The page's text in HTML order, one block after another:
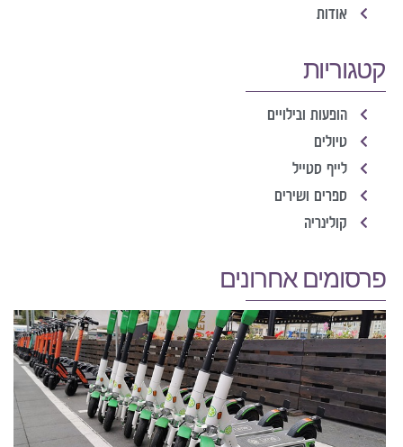
אודות
קטגוריות
הופעות ובילויים
טיולים
לייף סטייל
ספרים ושירים
קולינריה
פרסומים אחרונים